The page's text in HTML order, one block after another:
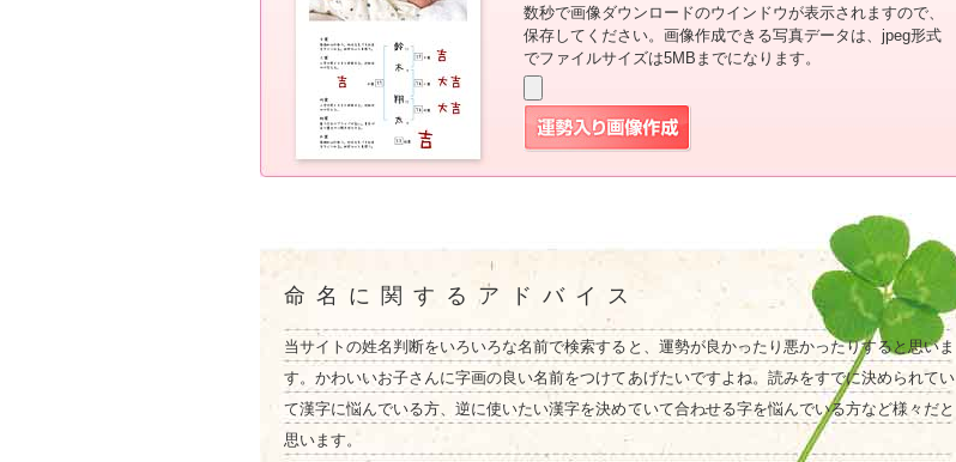
数秒で画像ダウンロードのウインドウが表示されますので、
保存してください。画像作成できる写真データは、jpeg形式
でファイルサイズは5MBまでになります。
命名に関するアドバイス
当サイトの姓名判断をいろいろな名前で検索すると、運勢が良かったり悪かったりすると思いま
す。かわいいお子さんに字画の良い名前をつけてあげたいですよね。読みをすでに決められてい
て漢字に悩んでいる方、逆に使いたい漢字を決めていて合わせる字を悩んでいる方など様々だと
思います。